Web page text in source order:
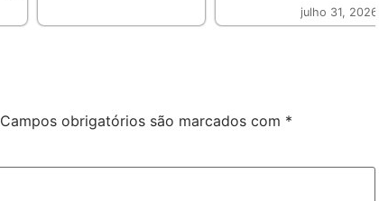
julho 31, 2026
Campos obrigatórios são marcados com *